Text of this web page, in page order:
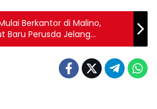
Berkantor di Malino,
Baru Perusda Jelang
2025